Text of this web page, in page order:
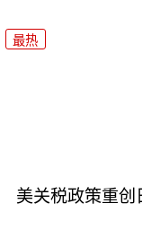
最热
美关税政策重创